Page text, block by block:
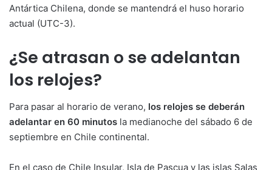
Antártica Chilena, donde se mantendrá el huso horario
actual (UTC-3).
¿Se atrasan o se adelantan
los relojes?
Para pasar al horario de verano, los relojes se deberán
adelantar en 60 minutos la medianoche del sábado 6 de
septiembre en Chile continental.
En el caso de Chile Insular, Isla de Pascua y las islas Salas